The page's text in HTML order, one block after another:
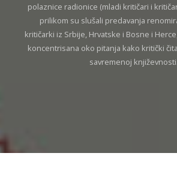
polaznice radionice (mladi kritičari i
prilikom su slušali predavanja
kritičarki iz Srbije, Hrvatske i Bosne i
koncentrisana oko pitanja kako kritički
savremenoj književnosti.